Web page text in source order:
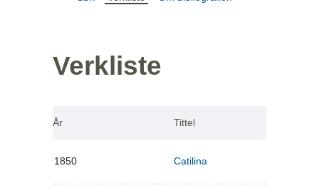
Verkliste
År Tittel
1850 Catilina